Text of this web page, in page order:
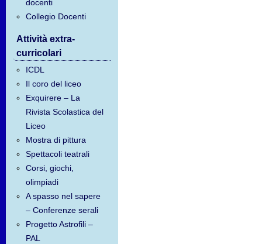
docenti
Collegio Docenti
Attività extra-
curricolari
ICDL
Il coro del liceo
Exquirere – La
Rivista Scolastica del
Liceo
Mostra di pittura
Spettacoli teatrali
Corsi, giochi,
olimpiadi
A spasso nel sapere
– Conferenze serali
Progetto Astrofili –
PAL